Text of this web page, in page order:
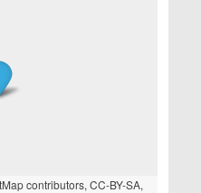
contributors, CC-BY-SA,